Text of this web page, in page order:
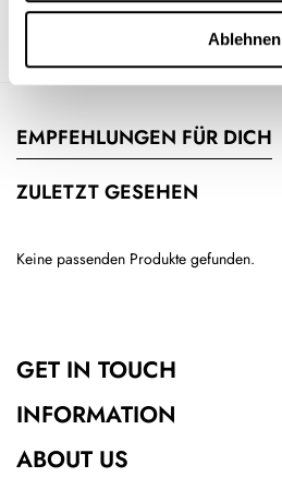
Ablehnen
EMPFEHLUNGEN FÜR DICH
ZULETZT GESEHEN
Keine passenden Produkte gefunden.
GET IN TOUCH
INFORMATION
ABOUT US